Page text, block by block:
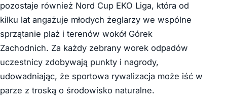
pozostaje również Nord Cup EKO Liga, która od
kilku lat angażuje młodych żeglarzy we wspólne
sprzątanie plaż i terenów wokół Górek
Zachodnich. Za każdy zebrany worek odpadów
uczestnicy zdobywają punkty i nagrody,
udowadniając, że sportowa rywalizacja może iść w
parze z troską o środowisko naturalne.